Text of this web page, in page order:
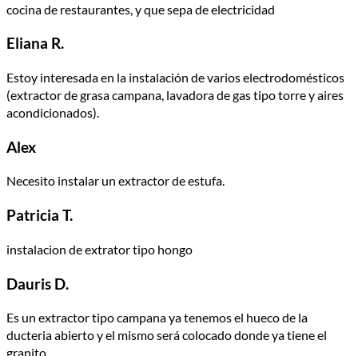
cocina de restaurantes, y que sepa de electricidad
Eliana R.
Estoy interesada en la instalación de varios electrodomésticos
(extractor de grasa campana, lavadora de gas tipo torre y aires
acondicionados).
Alex
Necesito instalar un extractor de estufa.
Patricia T.
instalacion de extrator tipo hongo
Dauris D.
Es un extractor tipo campana ya tenemos el hueco de la
ducteria abierto y el mismo será colocado donde ya tiene el
granito